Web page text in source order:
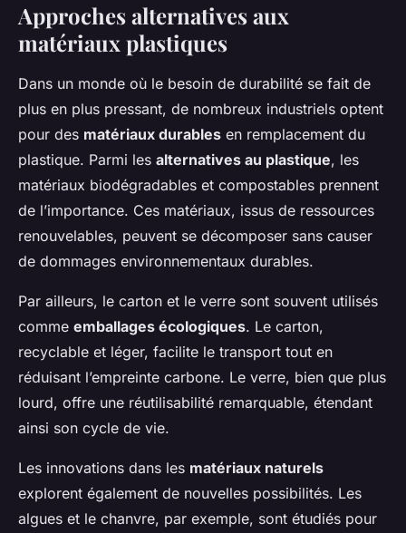
Approches alternatives aux
matériaux plastiques
Dans un monde où le besoin de durabilité se fait de
plus en plus pressant, de nombreux industriels optent
pour des matériaux durables en remplacement du
plastique. Parmi les alternatives au plastique, les
matériaux biodégradables et compostables prennent
de l’importance. Ces matériaux, issus de ressources
renouvelables, peuvent se décomposer sans causer
de dommages environnementaux durables.
Par ailleurs, le carton et le verre sont souvent utilisés
comme emballages écologiques. Le carton,
recyclable et léger, facilite le transport tout en
réduisant l’empreinte carbone. Le verre, bien que plus
lourd, offre une réutilisabilité remarquable, étendant
ainsi son cycle de vie.
Les innovations dans les matériaux naturels
explorent également de nouvelles possibilités. Les
algues et le chanvre, par exemple, sont étudiés pour